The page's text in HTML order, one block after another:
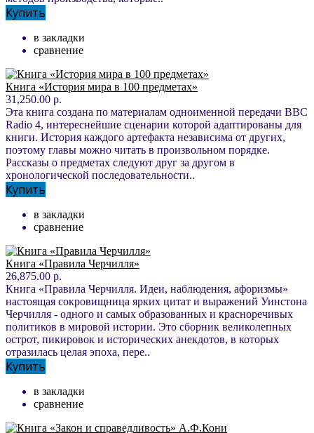
Купить
в закладки
сравнение
Книга «История мира в 100 предметах»
31,250.00 р.
Эта книга создана по материалам одноименной передачи BBC
Radio 4, интереснейшие сценарии которой адаптированы для
книги. История каждого артефакта независима от других,
поэтому главы можно читать в произвольном порядке.
Рассказы о предметах следуют друг за другом в
хронологической последовательности..
Купить
в закладки
сравнение
Книга «Правила Черчилля»
26,875.00 р.
Книга «Правила Черчилля. Идеи, наблюдения, афоризмы»
настоящая сокровищница ярких цитат и выражений Уинстона
Черчилля - одного и самых образованных и красноречивых
политиков в мировой истории. Это сборник великолепных
острот, пикировок и исторических анекдотов, в которых
отразилась целая эпоха, пере..
Купить
в закладки
сравнение